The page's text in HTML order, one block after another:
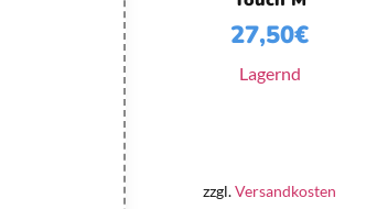
27,50€
Lagernd
zzgl.Versandkosten